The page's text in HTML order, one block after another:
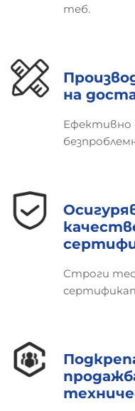
теб.
на
Ефективно
Строги